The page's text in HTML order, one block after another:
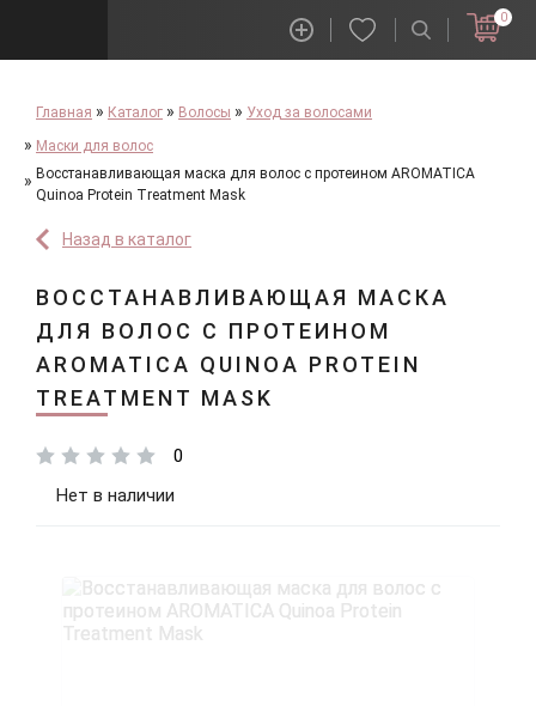
0
Главная Каталог Волосы
Уход за волосами
Маски для волос
Восстанавливающая маска для волос с протеином AROMATICA
Quinoa Protein Treatment Mask
Назад в каталог
ВОССТАНАВЛИВАЮЩАЯ МАСКА
ДЛЯ ВОЛОС С ПРОТЕИНОМ
AROMATICA QUINOA PROTEIN
TREATMENT MASK
0
Нет в наличии